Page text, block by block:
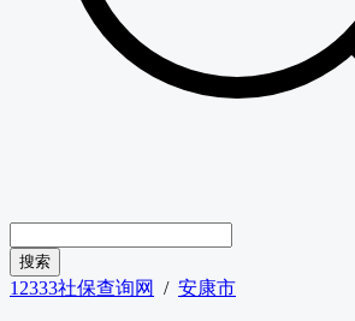
12333社保查询网 / 安康市